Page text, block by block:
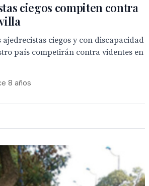
ciegos compiten contra
ajedrecistas ciegos y con discapacidad
país competirán contra videntes en
8 años